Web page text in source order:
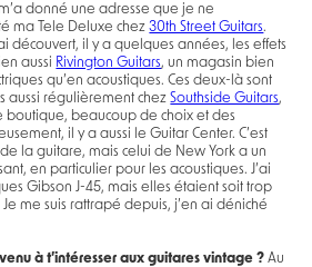
donné une adresse que je ne
ma Tele Deluxe chez30th Street Guitars.
découvert, il y a quelques années, les effets
aussi Rivington Guitars, un magasin bien
qu’en acoustiques. Ces deux-là sont
aussi régulièrement chezSouthside Guitars,
boutique, beaucoup de choix et des
il y a aussi le Guitar Center. C’est
la guitare, mais celui de New York a un
en particulier pour les acoustiques. J’ai
Gibson J-45, mais elles étaient soit trop
me suis rattrapé depuis, j’en ai déniché
à t’intéresser aux guitares vintage ? Au